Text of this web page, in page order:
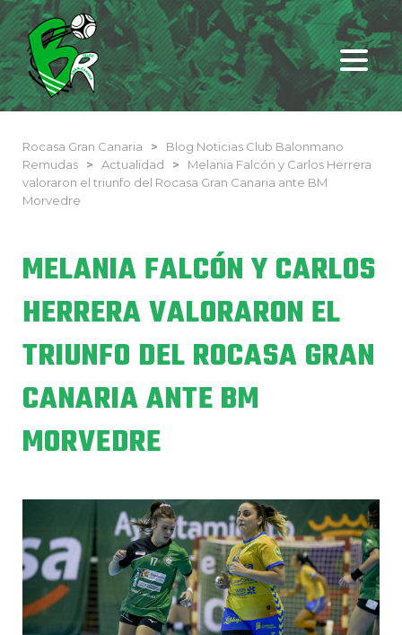
Rocasa Gran Canaria >
Blog Noticias Club Balonmano
Remudas
> Actualidad >
Melania Falcón y Carlos Herrera
valoraron el triunfo del Rocasa Gran Canaria ante BM
Morvedre
MELANIA FALCÓN Y CARLOS
HERRERA VALORARON EL
TRIUNFO DEL ROCASA GRAN
CANARIA ANTE BM
MORVEDRE